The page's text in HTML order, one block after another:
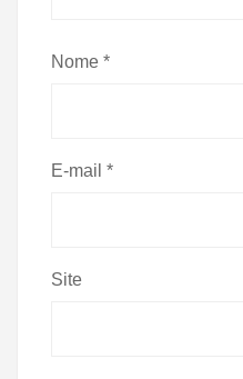
Nome *
E-mail *
Site